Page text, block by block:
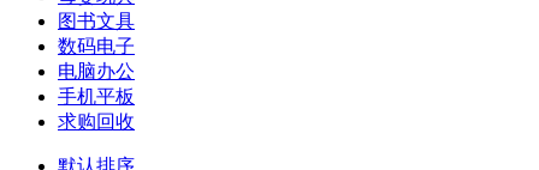
图书文具
数码电子
电脑办公
手机平板
求购回收
默认排序